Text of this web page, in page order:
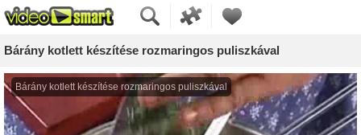
Bárány kotlett készítése rozmaringos puliszkával